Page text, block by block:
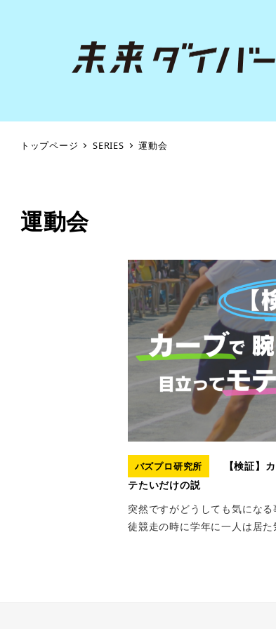
トップページ SERIES 運動会
運動会
バズプロ研究所
【検証】
テたいだけの説
突然ですがどうしても気にな
徒競走の時に学年に一人は居